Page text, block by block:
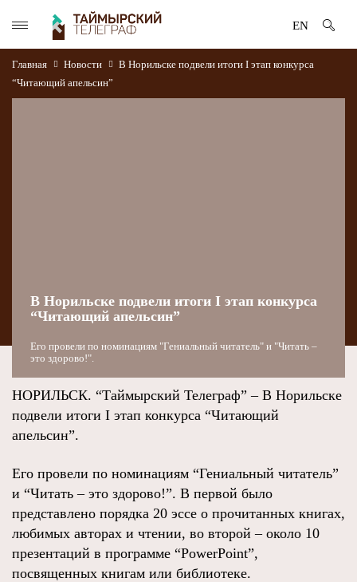
EN
Главная Новости
В Норильске подвели итоги I этап конкурса
“Читающий апельсин”
В Норильске подвели итоги I этап конкурса
“Читающий апельсин”
Его провели по номинациям "Гениальный читатель" и "Читать –
это здорово!".
НОРИЛЬСК. “Таймырский Телеграф” – В Норильске
подвели итоги I этап конкурса “Читающий
апельсин”.
Его провели по номинациям “Гениальный читатель”
и “Читать – это здорово!”. В первой было
представлено порядка 20 эссе о прочитанных книгах,
любимых авторах и чтении, во второй – около 10
презентаций в программе “PowerPoint”,
посвященных книгам или библиотеке.